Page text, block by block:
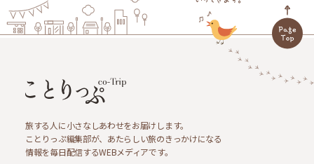
旅する人に小さなしあわせをお届けします。
ことりっぷ編集部が、あたらしい旅のきっかけになる
情報を毎日配信するWEBメディアです。